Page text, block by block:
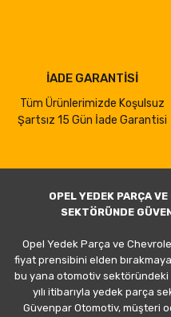
İADE GARANTİSİ
Tüm Ürünlerimizde Koşulsuz
Şartsız 15 Gün İade Garantisi
OPEL YEDEK PARÇA
SEKTÖRÜNDE
Opel Yedek Parça ve
fiyat prensibini elden
bu yana otomotiv sektöründeki
yılı itibarıyla yedek parça
Güvenpar Otomotiv, müşteri